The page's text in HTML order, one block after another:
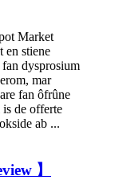
Market
en stiene
dysprosium
mar
fan ôfrûne
de offerte
ab ...
】